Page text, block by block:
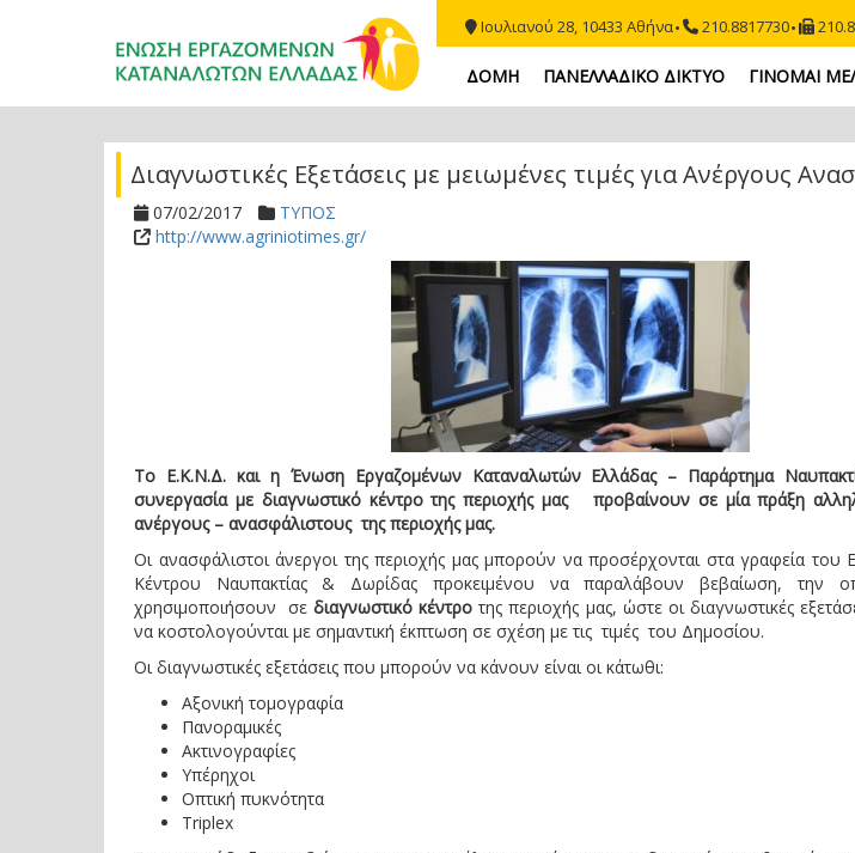
Ιουλιανού 28, 10433 Αθήνα 210.8817730
ΔΟΜΗ ΠΑΝΕΛΛΑΔΙΚΟ ΔΙΚΤΥΟ ΓΙΝΟΜΑΙ
Διαγνωστικές Εξετάσεις με μειωμένες τιμές για Ανέργους
07/02/2017
ΤΥΠΟΣ
http://www.agriniotimes.gr/
Το Ε.Κ.Ν.Δ. και η Ένωση Εργαζομένων Καταναλωτών Ελλάδας – Παράρτημα
συνεργασία με διαγνωστικό κέντρο της περιοχής μας προβαίνουν σε μία πράξη
ανέργους – ανασφάλιστους της περιοχής μας.
Οι ανασφάλιστοι άνεργοι της περιοχής μας μπορούν να προσέρχονται στα γραφεία του
Κέντρου Ναυπακτίας & Δωρίδας προκειμένου να παραλάβουν βεβαίωση, την
χρησιμοποιήσουν σεδιαγνωστικό κέντρο της περιοχής μας, ώστε οι διαγνωστικές
να κοστολογούνται με σημαντική έκπτωση σε σχέση με τις τιμές του Δημοσίου.
Οι διαγνωστικές εξετάσεις που μπορούν να κάνουν είναι οι κάτωθι:
Αξονική τομογραφία
Πανοραμικές
Ακτινογραφίες
Υπέρηχοι
Οπτική πυκνότητα
Triplex